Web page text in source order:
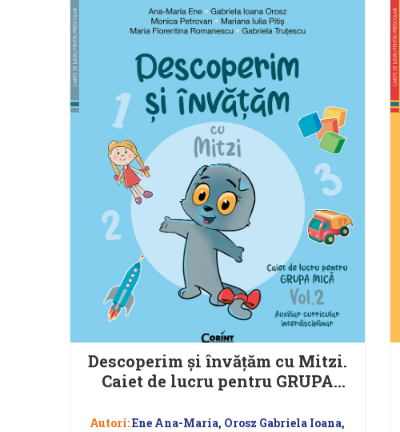
Descoperim și învățăm cu Mitzi.
Caiet de lucru pentru GRUPA
Curricular interdisciplinar
Autori:Ene Ana-Maria, Orosz Gabriela Ioana,